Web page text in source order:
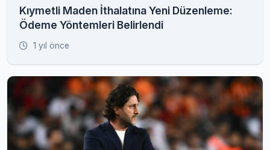
Kıymetli Maden İthalatına Yeni Düzenleme:
Ödeme Yöntemleri Belirlendi
1 yıl önce